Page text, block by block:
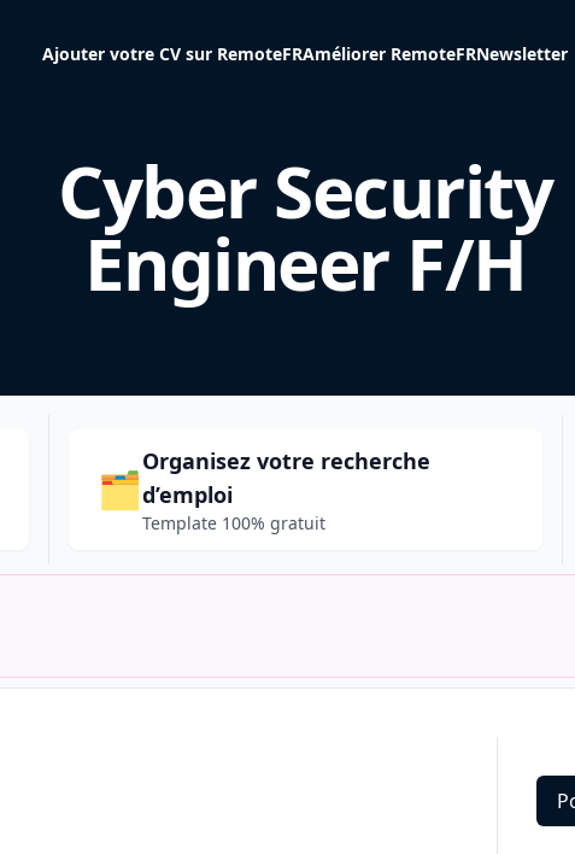
Ajouter votre CV sur RemoteFRAméliorer RemoteFRNewsletter
Cyber Security
Engineer F/H
🗂️
Organisez votre recherche
d’emploi
Template 100% gratuit